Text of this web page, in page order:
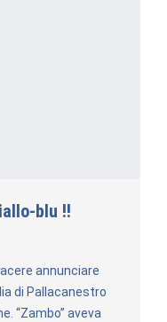
blu !!
annunciare
di Pallacanestro
“Zambo” aveva